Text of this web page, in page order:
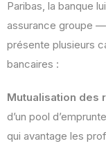
Paribas, la banque
assurance groupe
présente plusieurs
bancaires :
Mutualisation des
d’un pool
qui avantage les